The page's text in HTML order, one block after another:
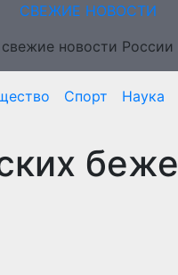
СВЕЖИЕ НОВОСТИ
новости
Спорт Наука